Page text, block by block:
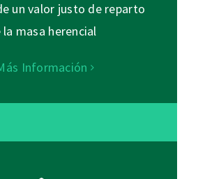
un valor justo de reparto
la masa herencial
Información